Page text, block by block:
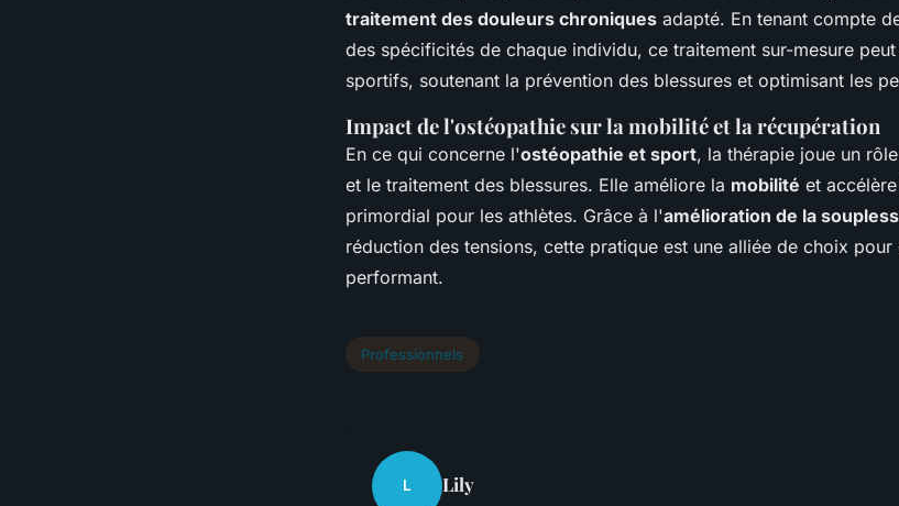
traitement des douleurs chroniques adapté. En tenant compte
des spécificités de chaque individu, ce traitement sur-mesure
sportifs, soutenant la prévention des blessures et optimisant les
Impact de l'ostéopathie sur la mobilité et la récupération
En ce qui concerne l'ostéopathie et sport, la thérapie joue un
et le traitement des blessures. Elle améliore la mobilité et
primordial pour les athlètes. Grâce à l'amélioration de la
réduction des tensions, cette pratique est une alliée de choix pour
performant.
Professionnels
L Lily